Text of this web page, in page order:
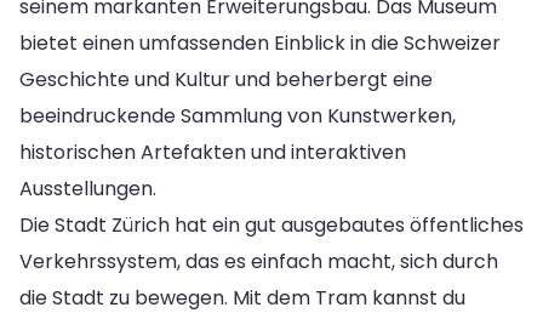
seinem markanten Erweiterungsbau. Das Museum
bietet einen umfassenden Einblick in die Schweizer
Geschichte und Kultur und beherbergt eine
beeindruckende Sammlung von Kunstwerken,
historischen Artefakten und interaktiven
Ausstellungen.
Die Stadt Zürich hat ein gut ausgebautes öffentliches
Verkehrssystem, das es einfach macht, sich durch
die Stadt zu bewegen. Mit dem Tram kannst du